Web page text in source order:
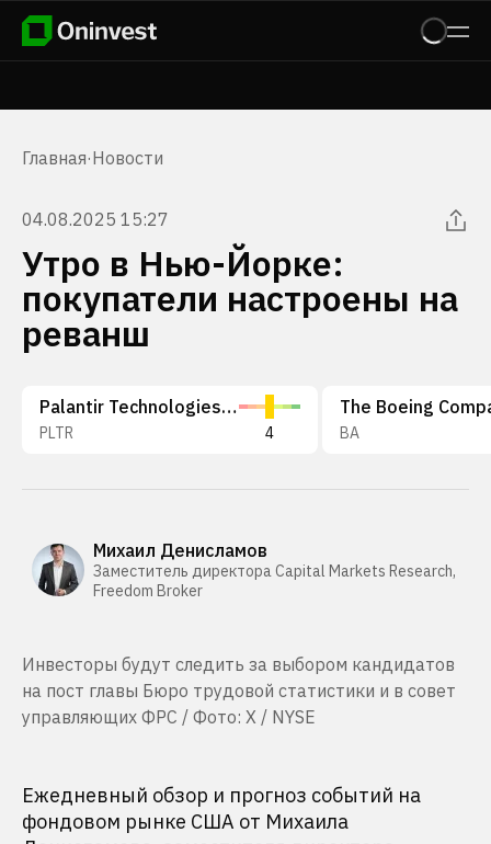
Главная·Новости
04.08.2025 15:27
Утро в Нью-Йорке:
покупатели настроены на
реванш
Palantir Technologies Inc.
PLTR 4
The Boeing
BA
Михаил Денисламов
Заместитель директора Capital Markets Research,
Freedom Broker
Инвесторы будут следить за выбором кандидатов
на пост главы Бюро трудовой статистики и в совет
управляющих ФРС / Фото: X / NYSE
Ежедневный обзор и прогноз событий на
фондовом рынке США от Михаила